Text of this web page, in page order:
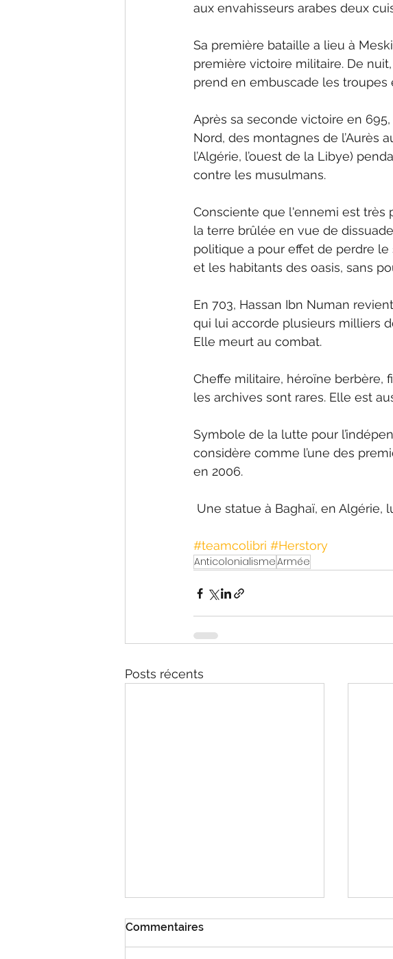
aux envahisseurs arabes deux
Sa première bataille a lieu à
première victoire militaire. De
prend en embuscade les troupes
Après sa seconde victoire en 695,
Nord, des montagnes de l’Aurès
l’Algérie, l’ouest de la Libye)
contre les musulmans.
Consciente que l'ennemi est très
la terre brûlée en vue de
politique a pour effet de perdre le
et les habitants des oasis, sans
En 703, Hassan Ibn Numan
qui lui accorde plusieurs milliers
Elle meurt au combat.
Cheffe militaire, héroïne berbère,
les archives sont rares. Elle est
Symbole de la lutte pour
considère comme l’une des
en 2006.
Une statue à Baghaï, en Algérie,
#teamcolibri #Herstory
AnticolonialismeArmée
Posts récents
Commentaires